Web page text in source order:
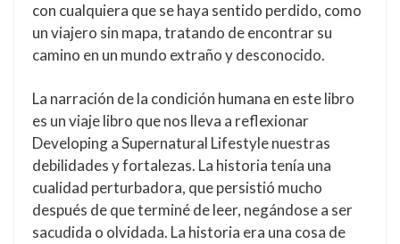
con cualquiera que se haya sentido perdido, como
un viajero sin mapa, tratando de encontrar su
camino en un mundo extraño y desconocido.
La narración de la condición humana en este libro
es un viaje libro que nos lleva a reflexionar
Developing a Supernatural Lifestyle nuestras
debilidades y fortalezas. La historia tenía una
cualidad perturbadora, que persistió mucho
después de que terminé de leer, negándose a ser
sacudida o olvidada. La historia era una cosa de